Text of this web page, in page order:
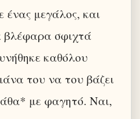
μεγάλος, και
βλέφαρα σφιχτά
καθόλου
του να του βάζει
με φαγητό. Ναι,